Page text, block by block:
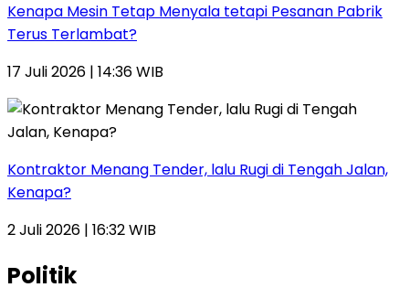
Kenapa Mesin Tetap Menyala tetapi Pesanan Pabrik
Terus Terlambat?
17 Juli 2026 | 14:36 WIB
Kontraktor Menang Tender, lalu Rugi di Tengah Jalan,
Kenapa?
2 Juli 2026 | 16:32 WIB
Politik